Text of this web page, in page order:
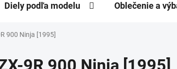
Diely podľa modelu Oblečenie a
900 Ninja [1995]
9R 900 Ninja [1995]